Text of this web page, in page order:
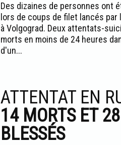
Des dizaines de personnes ont
lors de coups de filet lancés par
à Volgograd. Deux attentats-
morts en moins de 24 heures
d'un...
ATTENTAT EN
14 MORTS ET 28
BLESSÉS